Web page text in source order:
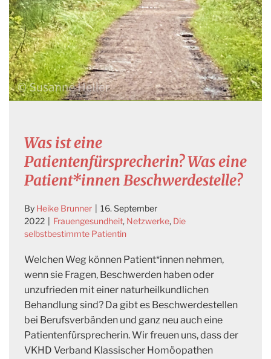
Was ist eine
Patientenfürsprecherin? Was eine
Patient*innen Beschwerdestelle?
By Heike Brunner
16. September
2022
Frauengesundheit, Netzwerke, Die
selbstbestimmte Patientin
Welchen Weg können Patient*innen nehmen,
wenn sie Fragen, Beschwerden haben oder
unzufrieden mit einer naturheilkundlichen
Behandlung sind? Da gibt es Beschwerdestellen
bei Berufsverbänden und ganz neu auch eine
Patientenfürsprecherin. Wir freuen uns, dass der
VKHD Verband Klassischer Homöopathen